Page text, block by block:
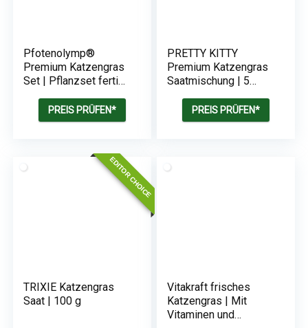
Pfotenolymp®
Premium Katzengras
Set | Pflanzset fertig
PREIS PRÜFEN*
PRETTY KITTY
Premium Katzengras
Saatmischung | 5
Katzengras Samen für
50 Töpfe fertiges
PREIS PRÜFEN*
EDITOR CHOICE
TRIXIE Katzengras
Saat | 100 g
Vitakraft frisches
Katzengras | Mit
Vitaminen und